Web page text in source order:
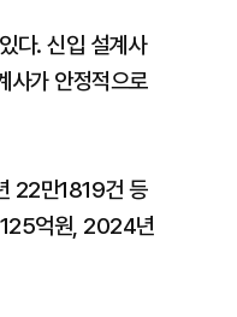
다. 신입 설계사
사가 안정적으로
22만1819건 등
125억원, 2024년